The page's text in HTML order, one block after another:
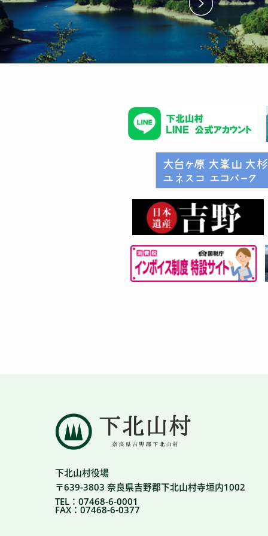
下北山村役場
〒639-3803 奈良県吉野郡下北山村寺垣内1002
TEL：07468-6-0001
FAX：07468-6-0377